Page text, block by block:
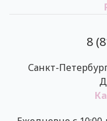
8
Санкт-